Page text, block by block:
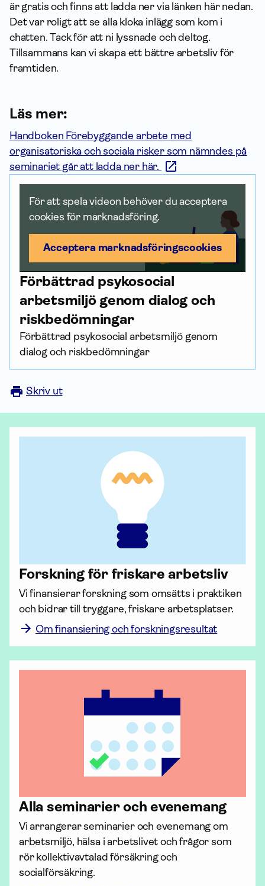
är gratis och finns att ladda ner via länken här nedan.
Det var roligt att se alla kloka inlägg som kom i
chatten. Tack för att ni lyssnade och deltog.
Tillsammans kan vi skapa ett bättre arbetsliv för
framtiden.
Läs mer:
Handboken Förebyggande arbete med
organisatoriska och sociala risker som nämndes på
seminariet går att ladda ner här.
För att spela videon behöver du acceptera
cookies för marknadsföring.
Acceptera marknadsförings­cookies
Förbättrad psykosocial
arbetsmiljö genom dialog och
riskbedömningar
Förbättrad psykosocial arbetsmiljö genom
dialog och riskbedömningar
Skriv ut
Forskning för friskare arbetsliv
Vi finansierar forskning som omsätts i praktiken
och bidrar till tryggare, friskare arbetsplatser.
Om finansiering och forskningsresultat
Alla seminarier och evenemang
Vi arrangerar seminarier och evenemang om
arbetsmiljö, hälsa i arbetslivet och frågor som
rör kollektiv­avtalad för­säkring och
socialförsäkring.